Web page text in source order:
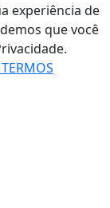
experiência de
que você